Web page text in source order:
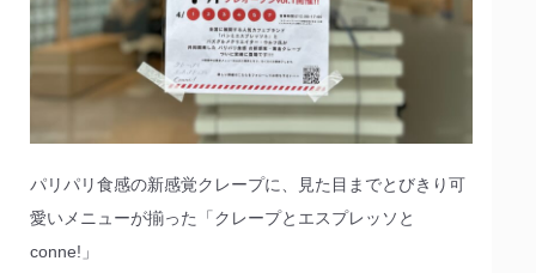
パリパリ食感の新感覚クレープに、見た目までとびきり可
愛いメニューが揃った「クレープとエスプレッソと
conne!」